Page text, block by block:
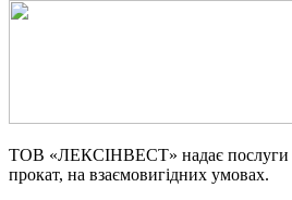
ТОВ «ЛЕКСІНВЕСТ» надає послуги з
прокат, на взаємовигідних умовах.